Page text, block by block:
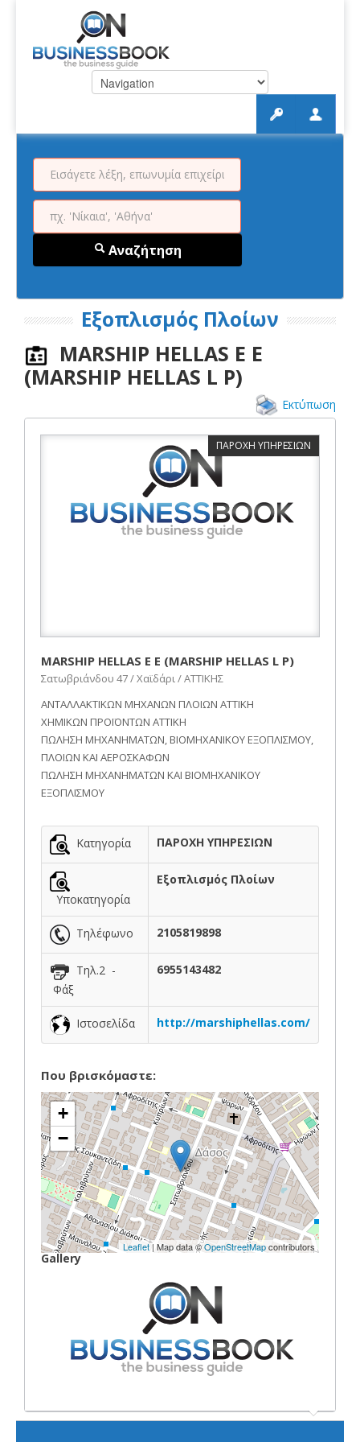
Αναζήτηση
Εξοπλισμός Πλοίων
MARSHIP HELLAS Ε Ε
(MARSHIP HELLAS L P)
Εκτύπωση
ΠΑΡΟΧΗ ΥΠΗΡΕΣΙΩΝ
MARSHIP HELLAS Ε Ε (MARSHIP HELLAS L P)
Σατωβριάνδου 47 / Χαϊδάρι / ΑΤΤΙΚΗΣ
ΑΝΤΑΛΛΑΚΤΙΚΩΝ ΜΗΧΑΝΩΝ ΠΛΟΙΩΝ ΑΤΤΙΚΗ
ΧΗΜΙΚΩΝ ΠΡΟΪΟΝΤΩΝ ΑΤΤΙΚΗ
ΠΩΛΗΣΗ ΜΗΧΑΝΗΜΑΤΩΝ, ΒΙΟΜΗΧΑΝΙΚΟΥ ΕΞΟΠΛΙΣΜΟΥ,
ΠΛΟΙΩΝ ΚΑΙ ΑΕΡΟΣΚΑΦΩΝ
ΠΩΛΗΣΗ ΜΗΧΑΝΗΜΑΤΩΝ ΚΑΙ ΒΙΟΜΗΧΑΝΙΚΟΥ
ΕΞΟΠΛΙΣΜΟΥ
Κατηγορία ΠΑΡΟΧΗ ΥΠΗΡΕΣΙΩΝ
Υποκατηγορία
Εξοπλισμός Πλοίων
Τηλέφωνο 2105819898
Τηλ.2 -
Φάξ
6955143482
Ιστοσελίδα http://marshiphellas.com/
Που βρισκόμαστε:
+
−
Leaflet| Map data ©OpenStreetMapcontributors
Gallery